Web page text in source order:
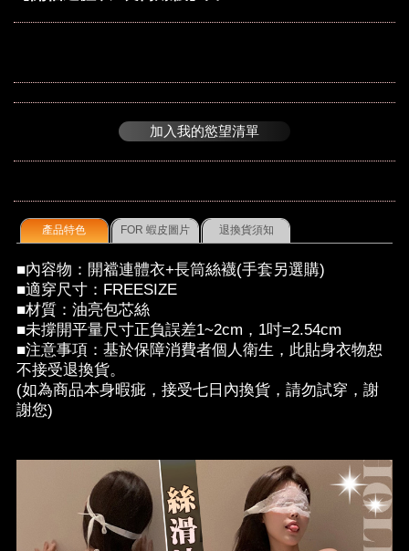
加入我的慾望清單
產品特色 FOR 蝦皮圖片 退換貨須知
■內容物：開襠連體衣+長筒絲襪(手套另選購)
■適穿尺寸：FREESIZE
■材質：油亮包芯絲
■未撐開平量尺寸正負誤差1~2cm，1吋=2.54cm
■注意事項：基於保障消費者個人衛生，此貼身衣物恕
不接受退換貨。
(如為商品本身暇疵，接受七日內換貨，請勿試穿，謝
謝您)